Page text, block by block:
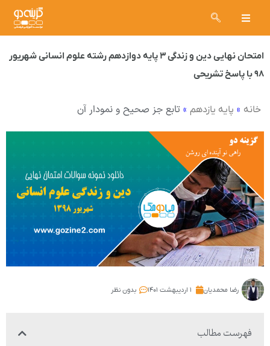
امتحان نهایی دین و زندگی ۳ پایه دوازدهم رشته علوم انسانی شهریور
۹۸ با پاسخ تشریحی
خانه » پایه یازدهم » تابع جز صحیح و نمودار آن
رضا محمدیان ۱ اردیبهشت ۱۴۰۱ بدون نظر
فهرست مطالب